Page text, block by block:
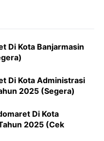
Di Kota Banjarmasin
Di Kota Administrasi
2025 (Segera)
Di Kota
2025 (Cek